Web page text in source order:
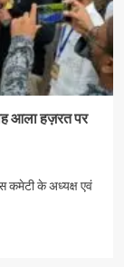
आला हज़रत पर
कमेटी के अध्यक्ष एवं